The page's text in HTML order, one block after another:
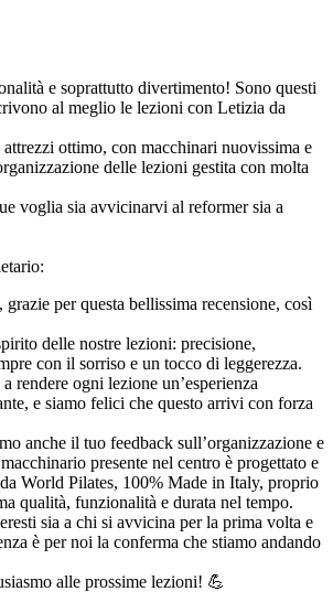
e soprattutto divertimento! Sono questi
al meglio le lezioni con Letizia da
ottimo, con macchinari nuovissima e
delle lezioni gestita con molta
voglia sia avvicinarvi al reformer sia a
per questa bellissima recensione, così
delle nostre lezioni: precisione,
con il sorriso e un tocco di leggerezza.
rendere ogni lezione un’esperienza
e siamo felici che questo arrivi con forza
anche il tuo feedback sull’organizzazione e
presente nel centro è progettato e
World Pilates, 100% Made in Italy, proprio
qualità, funzionalità e durata nel tempo.
sia a chi si avvicina per la prima volta e
è per noi la conferma che stiamo andando
alle prossime lezioni! 💪